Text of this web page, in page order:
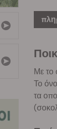
Με το
Το
τα